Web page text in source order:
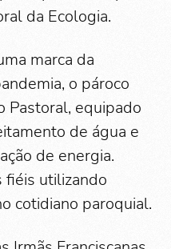
da Ecologia.
marca da
o pároco
Pastoral, equipado
de água e
de energia.
fiéis utilizando
cotidiano paroquial.